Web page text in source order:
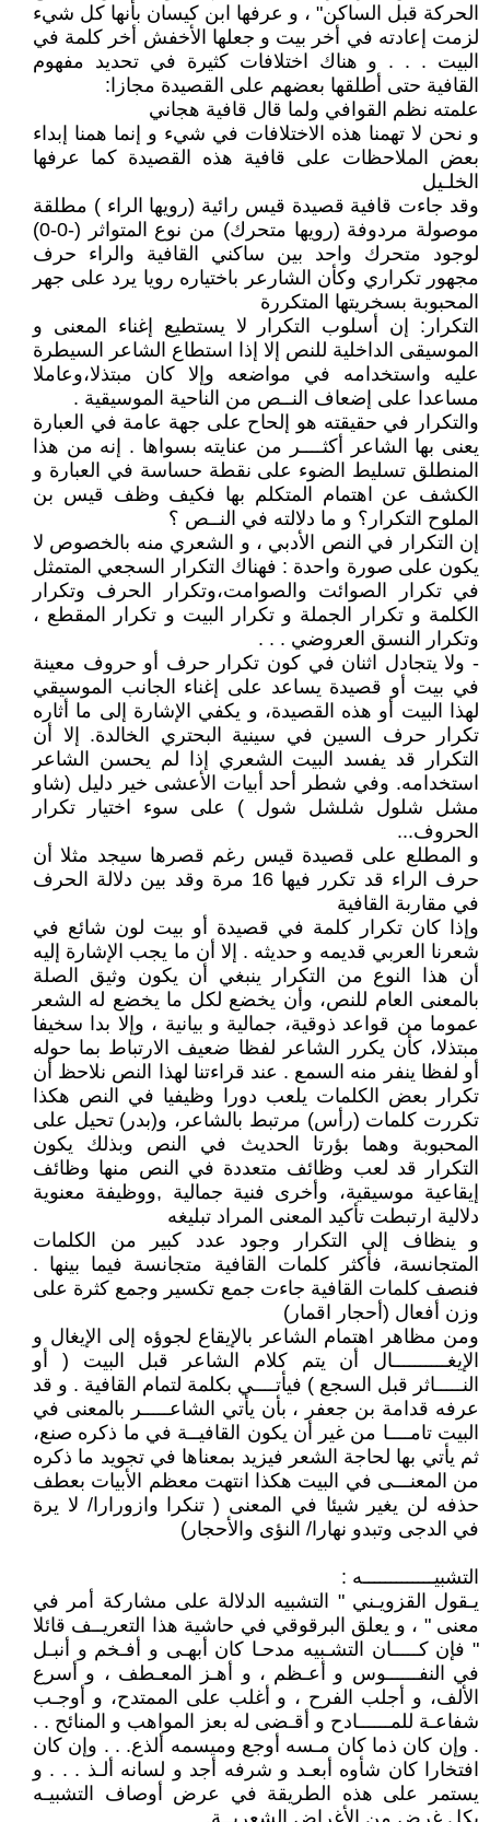
الحركة قبل الساكن" ، و عرفها ابن كيسان بأنها كل شيء
لزمت إعادته في أخر بيت و جعلها الأخفش أخر كلمة في
البيت . . . و هناك اختلافات كثيرة في تحديد مفهوم
القافية حتى أطلقها بعضهم على القصيدة مجازا:
علمته نظم القوافي ولما قال قافية هجاني
و نحن لا تهمنا هذه الاختلافات في شيء و إنما همنا إبداء
بعض الملاحظات على قافية هذه القصيدة كما عرفها
الخلـيل
وقد جاءت قافية قصيدة قيس رائية (رويها الراء ) مطلقة
موصولة مردوفة (رويها متحرك) من نوع المتواثر (-0-0)
لوجود متحرك واحد بين ساكني القافية والراء حرف
مجهور تكراري وكأن الشارعر باختياره رويا يرد على جهر
المحبوبة بسخريتها المتكررة
التكرار: إن أسلوب التكرار لا يستطيع إغناء المعنى و
الموسيقى الداخلية للنص إلا إذا استطاع الشاعر السيطرة
عليه واستخدامه في مواضعه وإلا كان مبتذلا،وعاملا
مساعدا على إضعاف النــص من الناحية الموسيقية .
والتكرار في حقيقته هو إلحاح على جهة عامة في العبارة
يعنى بها الشاعر أكثــــر من عنايته بسواها . إنه من هذا
المنطلق تسليط الضوء على نقطة حساسة في العبارة و
الكشف عن اهتمام المتكلم بها فكيف وظف قيس بن
الملوح التكرار؟ و ما دلالته في النــص ؟
إن التكرار في النص الأدبي ، و الشعري منه بالخصوص لا
يكون على صورة واحدة : فهناك التكرار السجعي المتمثل
في تكرار الصوائت والصوامت،وتكرار الحرف وتكرار
الكلمة و تكرار الجملة و تكرار البيت و تكرار المقطع ،
وتكرار النسق العروضي . . .
- ولا يتجادل اثنان في كون تكرار حرف أو حروف معينة
في بيت أو قصيدة يساعد على إغناء الجانب الموسيقي
لهذا البيت أو هذه القصيدة، و يكفي الإشارة إلى ما أثاره
تكرار حرف السين في سينية البحتري الخالدة. إلا أن
التكرار قد يفسد البيت الشعري إذا لم يحسن الشاعر
استخدامه. وفي شطر أحد أبيات الأعشى خير دليل (شاو
مشل شلول شلشل شول ) على سوء اختيار تكرار
الحروف...
و المطلع على قصيدة قيس رغم قصرها سيجد مثلا أن
حرف الراء قد تكرر فيها 16 مرة وقد بين دلالة الحرف
في مقاربة القافية
وإذا كان تكرار كلمة في قصيدة أو بيت لون شائع في
شعرنا العربي قديمه و حديثه . إلا أن ما يجب الإشارة إليه
أن هذا النوع من التكرار ينبغي أن يكون وثيق الصلة
بالمعنى العام للنص، وأن يخضع لكل ما يخضع له الشعر
عموما من قواعد ذوقية، جمالية و بيانية ، وإلا بدا سخيفا
مبتذلا، كأن يكرر الشاعر لفظا ضعيف الارتباط بما حوله
أو لفظا ينفر منه السمع . عند قراءتنا لهذا النص نلاحظ أن
تكرار بعض الكلمات يلعب دورا وظيفيا في النص هكذا
تكررت كلمات (رأس) مرتبط بالشاعر، و(بدر) تحيل على
المحبوبة وهما بؤرتا الحديث في النص وبذلك يكون
التكرار قد لعب وظائف متعددة في النص منها وظائف
إيقاعية موسيقية، وأخرى فنية جمالية ,ووظيفة معنوية
دلالية ارتبطت تأكيد المعنى المراد تبليغه
و ينظاف إلى التكرار وجود عدد كبير من الكلمات
المتجانسة، فأكثر كلمات القافية متجانسة فيما بينها .
فنصف كلمات القافية جاءت جمع تكسير وجمع كثرة على
وزن أفعال (أحجار اقمار)
ومن مظاهر اهتمام الشاعر بالإيقاع لجوؤه إلى الإيغال و
الإيغــــــــــال أن يتم كلام الشاعر قبل البيت ( أو
النـــــاثر قبل السجع ) فيأتــــي بكلمة لتمام القافية . و قد
عرفه قدامة بن جعفر ، بأن يأتي الشاعـــــر بالمعنى في
البيت تامــــا من غير أن يكون القافيــة في ما ذكره صنع،
ثم يأتي بها لحاجة الشعر فيزيد بمعناها في تجويد ما ذكره
من المعنـــى في البيت هكذا انتهت معظم الأبيات بعطف
حذفه لن يغير شيئا في المعنى ( تنكرا وازورارا/ لا يرة
في الدجى وتبدو نهارا/ النؤى والأحجار)
التشبيـــــــــــــه :
يـقول القزويـني " التشبيه الدلالة على مشاركة أمر في
معنى " ، و يعلق البرقوقي في حاشية هذا التعريــف قائلا
" فإن كـــــان التشـبيه مدحـا كان أبهـى و أفـخم و أنبـل
في النفــــــوس و أعـظم ، و أهـز المعـطف ، و أسرع
الألف، و أجلب الفرح ، و أغلب على الممتدح، و أوجـب
شفاعـة للمــــــادح و أقـضى له بعز المواهب و المنائح . .
. وإن كان ذما كان مـسه أوجع وميسمه ألذع. . . وإن كان
افتخارا كان شأوه أبعـد و شرفه أجد و لسانه ألـذ . . . و
يستمر على هذه الطريقة في عرض أوصاف التشبيـه